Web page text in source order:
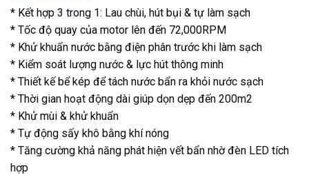
* Kết hợp 3 trong 1: Lau chùi, hút bụi & tự làm sạch
* Tốc độ quay của motor lên đến 72,000RPM
* Khử khuẩn nước bằng điện phân trước khi làm sạch
* Kiểm soát lượng nước & lực hút thông minh
* Thiết kế bể kép để tách nước bẩn ra khỏi nước sạch
* Thời gian hoạt động dài giúp dọn dẹp đến 200m2
* Khử mùi & khử khuẩn
* Tự động sấy khô bằng khí nóng
* Tăng cường khả năng phát hiện vết bẩn nhờ đèn LED tích
hợp